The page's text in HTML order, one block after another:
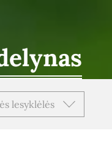
lesyklėlės